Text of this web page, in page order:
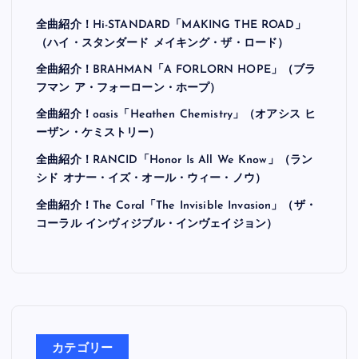
全曲紹介！Hi-STANDARD「MAKING THE ROAD」
（ハイ・スタンダード メイキング・ザ・ロード）
全曲紹介！BRAHMAN「A FORLORN HOPE」（ブラ
フマン ア・フォーローン・ホープ）
全曲紹介！oasis「Heathen Chemistry」（オアシス ヒ
ーザン・ケミストリー）
全曲紹介！RANCID「Honor Is All We Know」（ラン
シド オナー・イズ・オール・ウィー・ノウ）
全曲紹介！The Coral「The Invisible Invasion」（ザ・
コーラル インヴィジブル・インヴェイジョン）
カテゴリー